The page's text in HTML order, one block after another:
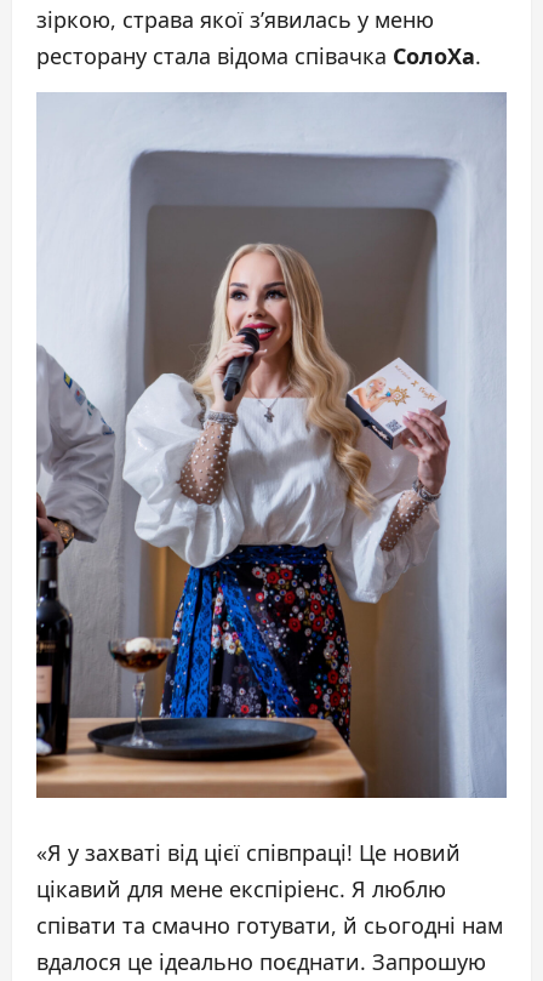
зіркою, страва якої з’явилась у меню
ресторану стала відома співачка СолоХа.
«Я у захваті від цієї співпраці! Це новий
цікавий для мене експіріенс. Я люблю
співати та смачно готувати, й сьогодні нам
вдалося це ідеально поєднати. Запрошую